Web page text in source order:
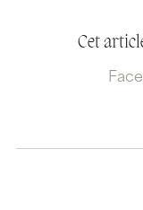
Cet